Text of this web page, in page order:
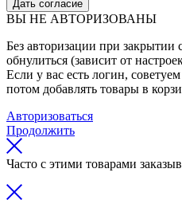
Дать согласие
ВЫ НЕ АВТОРИЗОВАНЫ
Без авторизации при закрытии
обнулиться (зависит от
Если у вас есть логин,
потом добавлять товары в
Авторизоваться
Продолжить
Часто с этими товарами